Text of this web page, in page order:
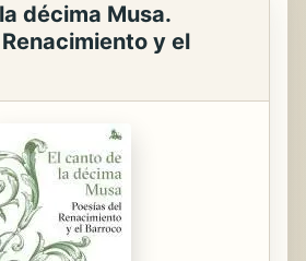
décima Musa.
y el